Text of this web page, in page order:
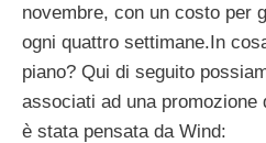
novembre, con un costo per
ogni quattro settimane.In
piano? Qui di seguito
associati ad una
è stata pensata da Wind: